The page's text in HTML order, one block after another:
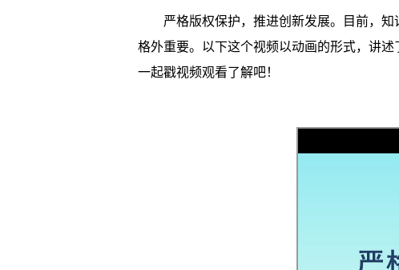
严格版权保护，推进创新发展。目前，
格外重要。以下这个视频以动画的形式，讲
一起戳视频观看了解吧！